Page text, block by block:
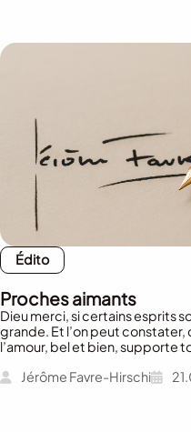
Édito
Proches aimants
Dieu merci, si certains esprits
grande. Et l’on peut
l’amour, bel et bien, supporte
Jérôme Favre-Hirschi